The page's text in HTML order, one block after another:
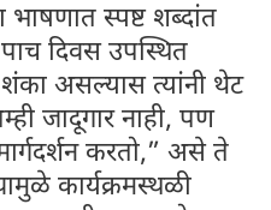
स्पष्ट शब्दांत
दिवस उपस्थित
असल्यास त्यांनी थेट
जादूगार नाही, पण
करतो,” असे ते
कार्यक्रमस्थळी